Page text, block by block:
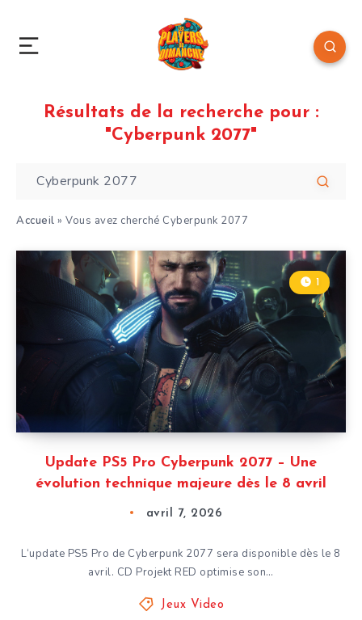
Résultats de la recherche pour :
"Cyberpunk 2077"
Accueil » Vous avez cherché Cyberpunk 2077
Update PS5 Pro Cyberpunk 2077 – Une
évolution technique majeure dès le 8 avril
1
avril 7, 2026
L‘update PS5 Pro de Cyberpunk 2077 sera disponible dès le 8
avril. CD Projekt RED optimise son…
Jeux Video